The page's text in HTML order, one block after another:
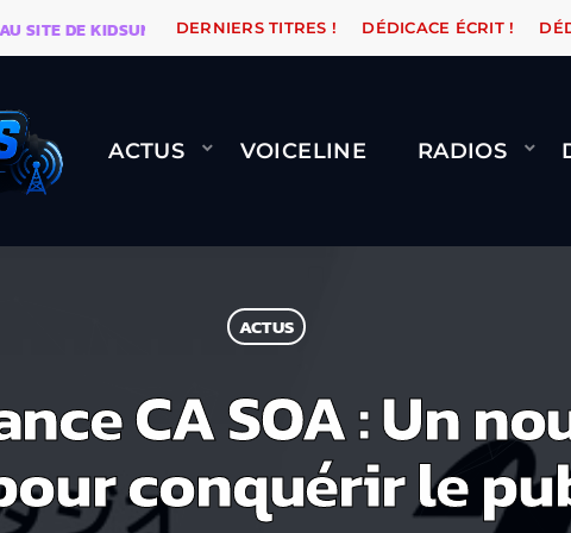
DE KIDSUNE WARÉTRO ORANGE ROAD QUI PASSE,
DERNIERS TITRES ! DÉDICACE ÉCRIT !
ACTUS VOICELINE RADIOS
ACTUS
CA SOA : Un
conquérir le